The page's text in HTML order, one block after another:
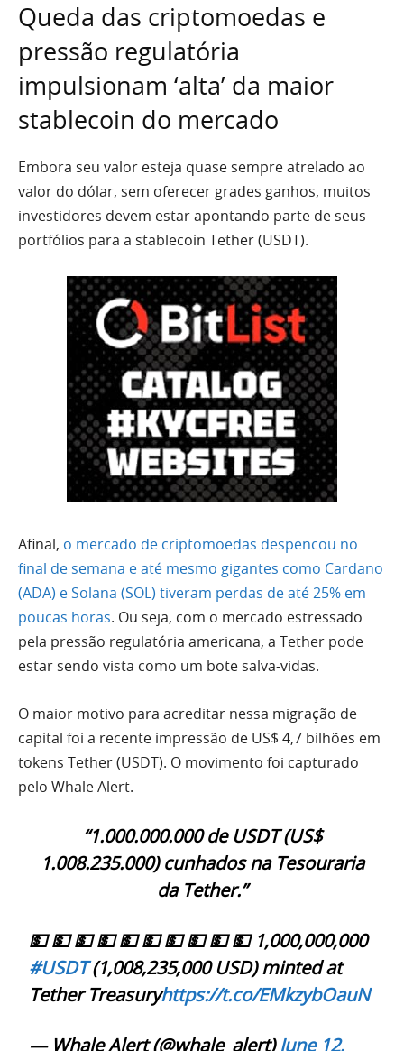
Queda das criptomoedas e
pressão regulatória
impulsionam ‘alta’ da maior
stablecoin do mercado
Embora seu valor esteja quase sempre atrelado ao
valor do dólar, sem oferecer grades ganhos, muitos
investidores devem estar apontando parte de seus
portfólios para a stablecoin Tether (USDT).
Afinal, o mercado de criptomoedas despencou no
final de semana e até mesmo gigantes como Cardano
(ADA) e Solana (SOL) tiveram perdas de até 25% em
poucas horas. Ou seja, com o mercado estressado
pela pressão regulatória americana, a Tether pode
estar sendo vista como um bote salva-vidas.
O maior motivo para acreditar nessa migração de
capital foi a recente impressão de US$ 4,7 bilhões em
tokens Tether (USDT). O movimento foi capturado
pelo Whale Alert.
“1.000.000.000 de USDT (US$
1.008.235.000) cunhados na Tesouraria
da Tether.”
💵 💵 💵 💵 💵 💵 💵 💵 💵 💵 1,000,000,000
#USDT(1,008,235,000 USD) minted at
Tether Treasuryhttps://t.co/EMkzybOauN
— Whale Alert (@whale_alert)June 12,